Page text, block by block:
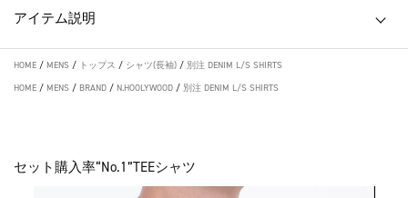
アイテム説明
HOME / MENS / トップス / シャツ(長袖) / 別注 DENIM L/S SHIRTS
HOME / MENS / BRAND / N.HOOLYWOOD / 別注 DENIM L/S SHIRTS
セット購入率“No.1”TEEシャツ